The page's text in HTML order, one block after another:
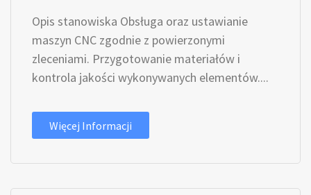
Opis stanowiska Obsługa oraz ustawianie
maszyn CNC zgodnie z powierzonymi
zleceniami. Przygotowanie materiałów i
kontrola jakości wykonywanych elementów....
Więcej Informacji